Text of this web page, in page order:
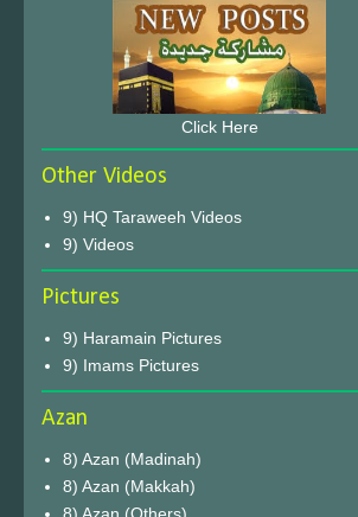
Click Here
Other Videos
9) HQ Taraweeh Videos
9) Videos
Pictures
9) Haramain Pictures
9) Imams Pictures
Azan
8) Azan (Madinah)
8) Azan (Makkah)
8) Azan (Others)